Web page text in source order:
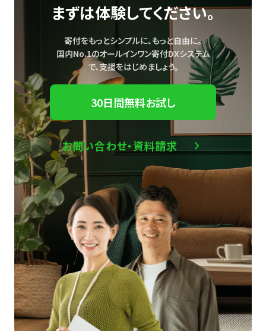
まずは体験してください。
寄付をもっとシンプルに、もっと自由に。
国内No.1のオールインワン寄付DXシステム
で、支援をはじめましょう。
30日間無料お試し
お問い合わせ・資料請求